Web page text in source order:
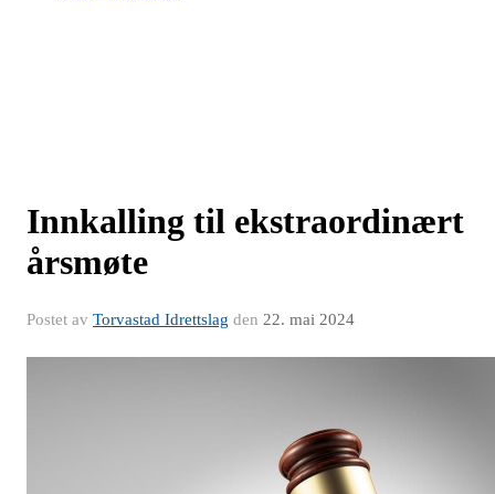
Innkalling til ekstraordinært
årsmøte
Postet av Torvastad Idrettslag den 22. mai 2024